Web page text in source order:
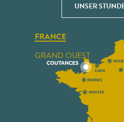
UNSER
FRANCE
GRAND OUEST